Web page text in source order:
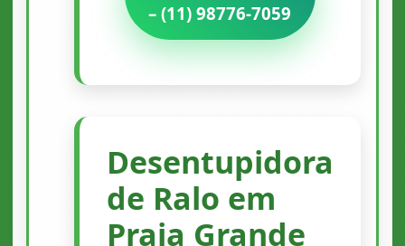
– (11) 98776-7059
Desentupidora
de Ralo em
Praia Grande